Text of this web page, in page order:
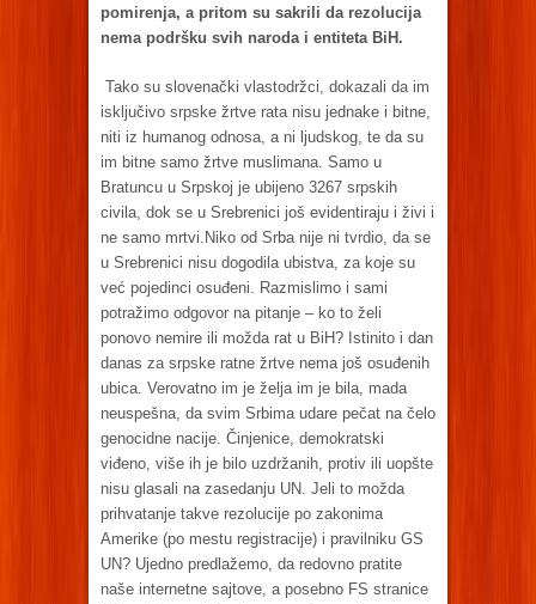
pomirenja, a pritom su sakrili da rezolucija
nema podršku svih naroda i entiteta BiH.
Tako su slovenački vlastodržci, dokazali da im
isključivo srpske žrtve rata nisu jednake i bitne,
niti iz humanog odnosa, a ni ljudskog, te da su
im bitne samo žrtve muslimana. Samo u
Bratuncu u Srpskoj je ubijeno 3267 srpskih
civila, dok se u Srebrenici još evidentiraju i živi i
ne samo mrtvi.Niko od Srba nije ni tvrdio, da se
u Srebrenici nisu dogodila ubistva, za koje su
već pojedinci osuđeni. Razmislimo i sami
potražimo odgovor na pitanje – ko to želi
ponovo nemire ili možda rat u BiH? Istinito i dan
danas za srpske ratne žrtve nema još osuđenih
ubica. Verovatno im je želja im je bila, mada
neuspešna, da svim Srbima udare pečat na čelo
genocidne nacije. Činjenice, demokratski
viđeno, više ih je bilo uzdržanih, protiv ili uopšte
nisu glasali na zasedanju UN. Jeli to možda
prihvatanje takve rezolucije po zakonima
Amerike (po mestu registracije) i pravilniku GS
UN? Ujedno predlažemo, da redovno pratite
naše internetne sajtove, a posebno FS stranice